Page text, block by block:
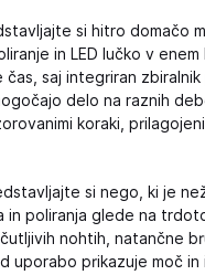
si hitro domačo
in LED lučko v
saj integriran
delo na raznih
koraki,
si nego, ki je
poliranja glede na
nohtih, natančne
uporabo prikazuje moč